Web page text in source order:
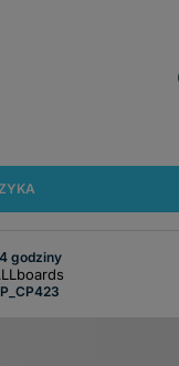
godziny